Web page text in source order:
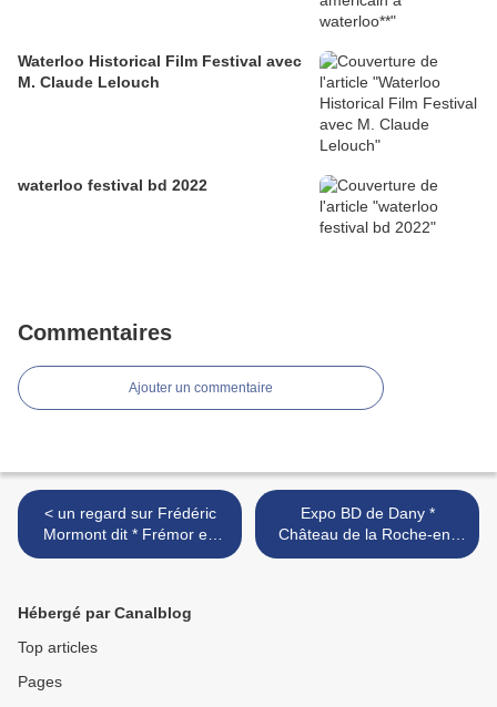
Waterloo Historical Film Festival avec
M. Claude Lelouch
waterloo festival bd 2022
Commentaires
Ajouter un commentaire
< un regard sur Frédéric
Mormont dit * Frémor en
illustration, bd, photo.*
Expo BD de Dany *
Château de la Roche-en-
Ardenne : Belgique >
Hébergé par Canalblog
Top articles
Pages